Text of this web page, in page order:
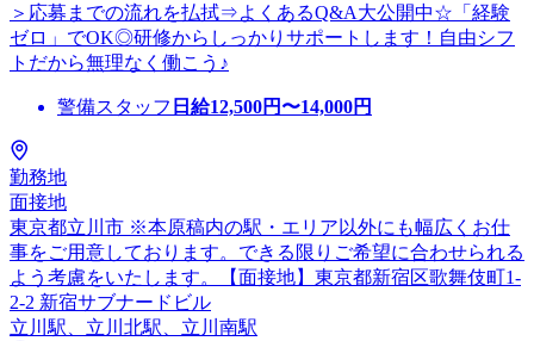
＞応募までの流れを払拭⇒よくあるQ&A大公開中☆「経験
ゼロ」でOK◎研修からしっかりサポートします！自由シフ
トだから無理なく働こう♪
警備スタッフ 日給12,500円〜14,000円
勤務地
面接地
東京都立川市 ※本原稿内の駅・エリア以外にも幅広くお仕
事をご用意しております。できる限りご希望に合わせられる
よう考慮をいたします。【面接地】東京都新宿区歌舞伎町1-
2-2 新宿サブナードビル
立川駅、立川北駅、立川南駅